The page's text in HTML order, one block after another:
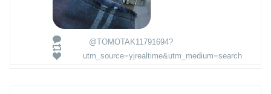
@TOMOTAK11791694?
utm_source=yjrealtime&utm_medium=search